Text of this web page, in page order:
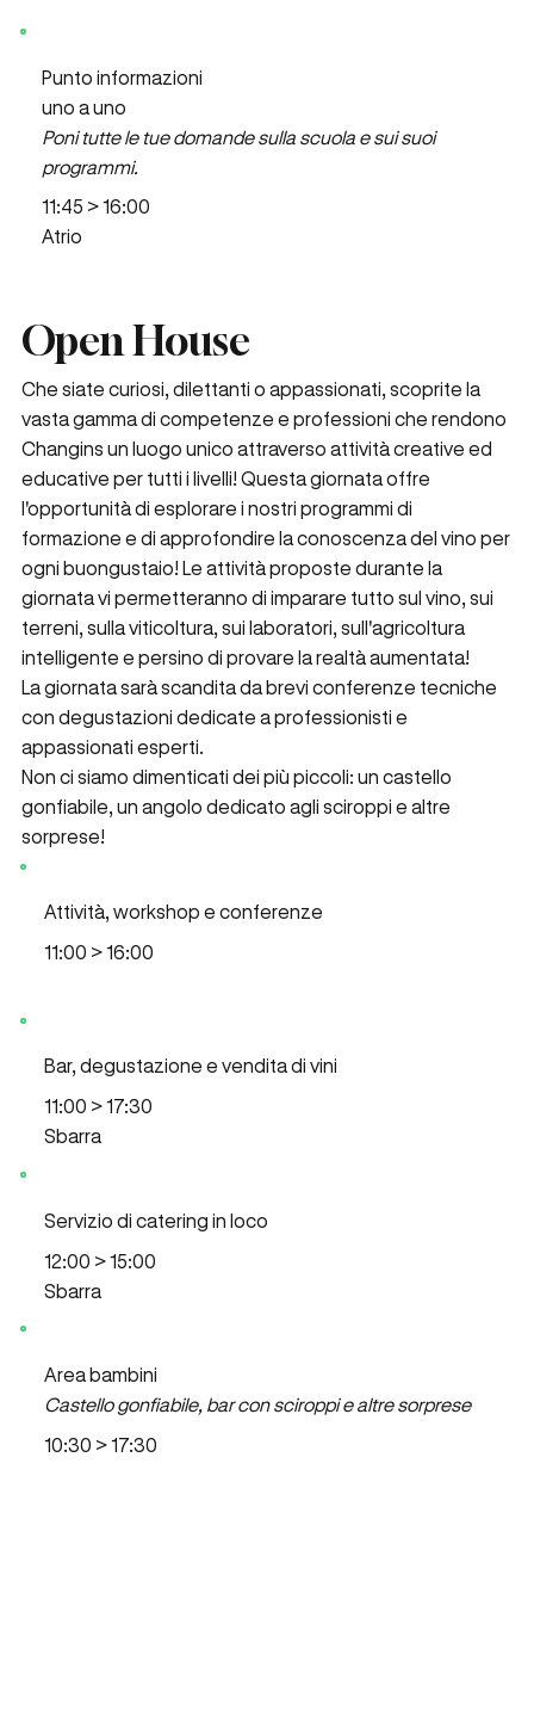
Punto informazioni
uno a uno
Poni tutte le tue domande sulla scuola e sui suoi
programmi.
11:45 > 16:00
Atrio
Open House
Che siate curiosi, dilettanti o appassionati, scoprite la
vasta gamma di competenze e professioni che rendono
Changins un luogo unico attraverso attività creative ed
educative per tutti i livelli! Questa giornata offre
l'opportunità di esplorare i nostri programmi di
formazione e di approfondire la conoscenza del vino per
ogni buongustaio! Le attività proposte durante la
giornata vi permetteranno di imparare tutto sul vino, sui
terreni, sulla viticoltura, sui laboratori, sull'agricoltura
intelligente e persino di provare la realtà aumentata!
La giornata sarà scandita da brevi conferenze tecniche
con degustazioni dedicate a professionisti e
appassionati esperti.
Non ci siamo dimenticati dei più piccoli: un castello
gonfiabile, un angolo dedicato agli sciroppi e altre
sorprese!
Attività, workshop e conferenze
11:00 > 16:00
Bar, degustazione e vendita di vini
11:00 > 17:30
Sbarra
Servizio di catering in loco
12:00 > 15:00
Sbarra
Area bambini
Castello gonfiabile, bar con sciroppi e altre sorprese
10:30 > 17:30